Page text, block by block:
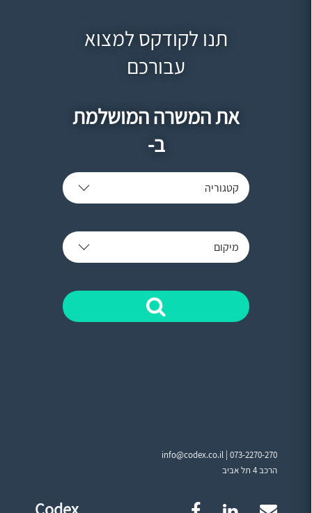
תנו לקודקס למצוא
עבורכם
את המשרה המושלמת
ב-
קטגוריה
מיקום
info@codex.co.il |073-2270-270
הרכב 4 תל אביב